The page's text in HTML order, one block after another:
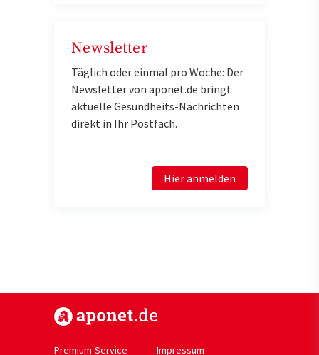
Newsletter
Täglich oder einmal pro Woche: Der
Newsletter von aponet.de bringt
aktuelle Gesundheits-Nachrichten
direkt in Ihr Postfach.
Hier anmelden
Premium-Service Impressum